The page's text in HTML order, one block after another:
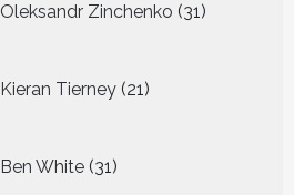
Oleksandr Zinchenko 31
producten
Kieran Tierney 21
producten
Ben White 31
producten